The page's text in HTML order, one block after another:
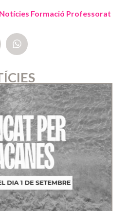
Notícies Formació Professorat